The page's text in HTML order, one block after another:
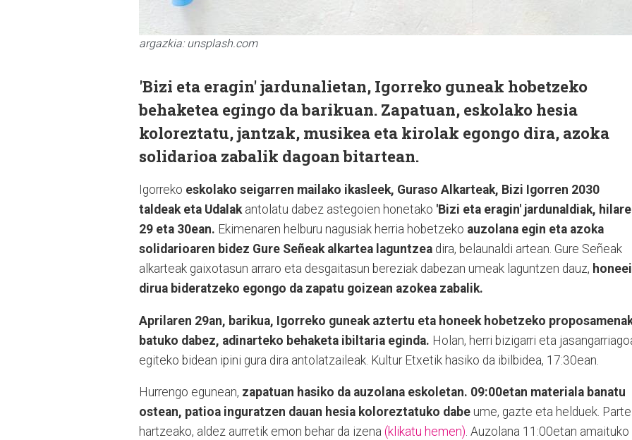
argazkia: unsplash.com
'Bizi eta eragin' jardunalietan, Igorreko guneak hobetzeko
behaketea egingo da barikuan. Zapatuan, eskolako hesia
koloreztatu, jantzak, musikea eta kirolak egongo dira, azoka
solidarioa zabalik dagoan bitartean.
Igorreko eskolako seigarren mailako ikasleek, Guraso Alkarteak, Bizi Igorren 2030
taldeak eta Udalakantolatu dabez astegoien honetako 'Bizi eta eragin' jardunaldiak,
29 eta 30ean. Ekimenaren helburu nagusiak herria hobetzeko auzolana egin eta azoka
solidarioaren bidez Gure Señeak alkartea laguntzea dira, belaunaldi artean. Gure Señeak
alkarteak gaixotasun arraro eta desgaitasun bereziak dabezan umeak laguntzen dauz, honeei
dirua bideratzeko egongo da zapatu goizean azokea zabalik.
Aprilaren 29an, barikua, Igorreko guneak aztertu eta honeek hobetzeko
batuko dabez, adinarteko behaketa ibiltaria eginda. Holan, herri bizigarri eta
egiteko bidean ipini gura dira antolatzaileak. Kultur Etxetik hasiko da ibilbidea, 17:30ean.
Hurrengo egunean, zapatuan hasiko da auzolana eskoletan. 09:00etan materiala banatu
ostean, patioa inguratzen dauan hesia koloreztatuko dabe ume, gazte eta helduek. Parte
hartzeako, aldez aurretik emon behar da izena (klikatu hemen). Auzolana 11:00etan amaituko